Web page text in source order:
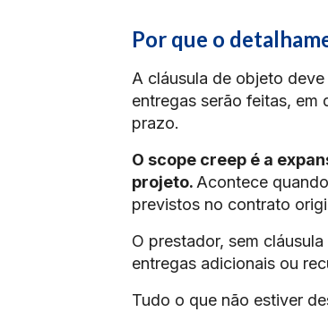
Por que o
A cláusula de objeto
entregas serão feitas,
prazo.
O scope creep é a
projeto. Acontece
previstos no contrato
O prestador, sem
entregas adicionais ou
Tudo o que não estiver